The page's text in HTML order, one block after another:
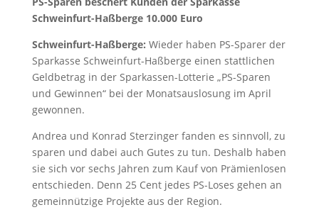
Schweinfurt-Haßberge 10.000 Euro
Schweinfurt-Haßberge: Wieder haben PS-Sparer der
Sparkasse Schweinfurt-Haßberge einen stattlichen
Geldbetrag in der Sparkassen-Lotterie „PS-Sparen
und Gewinnen“ bei der Monatsauslosung im April
gewonnen.
Andrea und Konrad Sterzinger fanden es sinnvoll, zu
sparen und dabei auch Gutes zu tun. Deshalb haben
sie sich vor sechs Jahren zum Kauf von Prämienlosen
entschieden. Denn 25 Cent jedes PS-Loses gehen an
gemeinnützige Projekte aus der Region.